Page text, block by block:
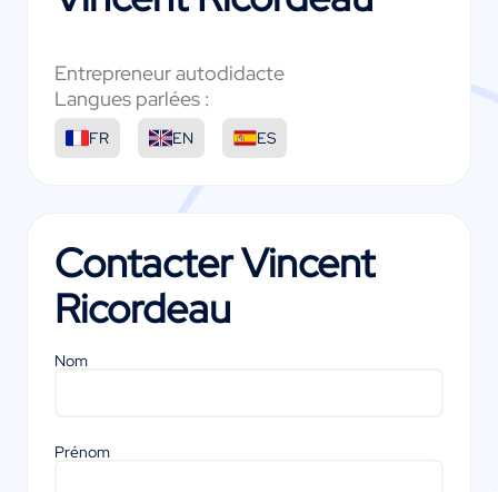
Entrepreneur autodidacte
Langues parlées :
FR EN ES
ContacterVincent
Ricordeau
Nom
Prénom